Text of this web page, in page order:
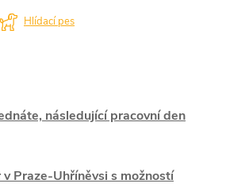
Hlídací pes
následující pracovní den
Praze-Uhříněvsi s možností